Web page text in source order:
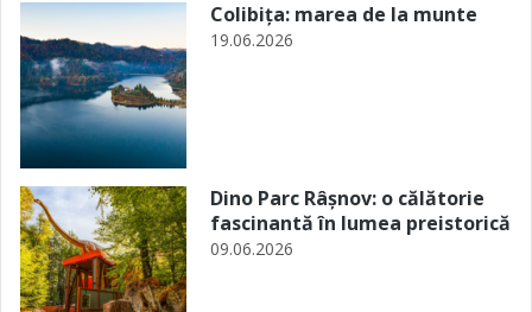
Colibița: marea de la munte
19.06.2026
Dino Parc Râșnov: o călătorie
fascinantă în lumea preistorică
09.06.2026